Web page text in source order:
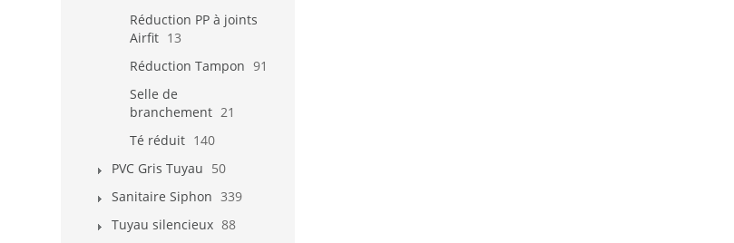
Réduction PP à joints
Airfit 13
Réduction Tampon 91
Selle de
branchement 21
Té réduit 140
PVC Gris Tuyau 50
Sanitaire Siphon 339
Tuyau silencieux 88